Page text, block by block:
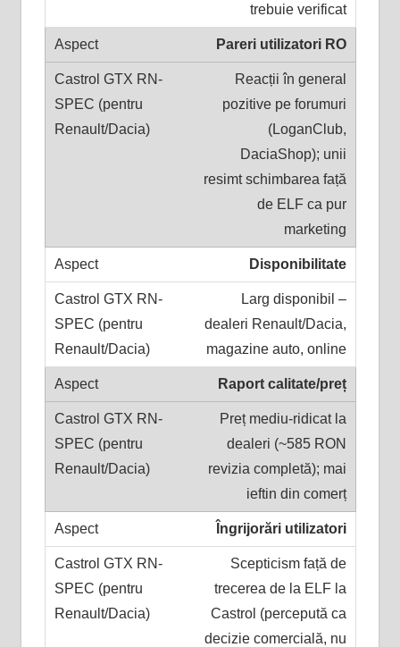
trebuie verificat
Pareri utilizatori RO
Reacții în general
pozitive pe forumuri
(LoganClub,
DaciaShop); unii
resimt schimbarea față
de ELF ca pur
marketing
Disponibilitate
Larg disponibil –
dealeri Renault/Dacia,
magazine auto, online
Raport calitate/preț
Preț mediu-ridicat la
dealeri (~585 RON
revizia completă); mai
ieftin din comerț
Îngrijorări utilizatori
Scepticism față de
trecerea de la ELF la
Castrol (percepută ca
decizie comercială, nu